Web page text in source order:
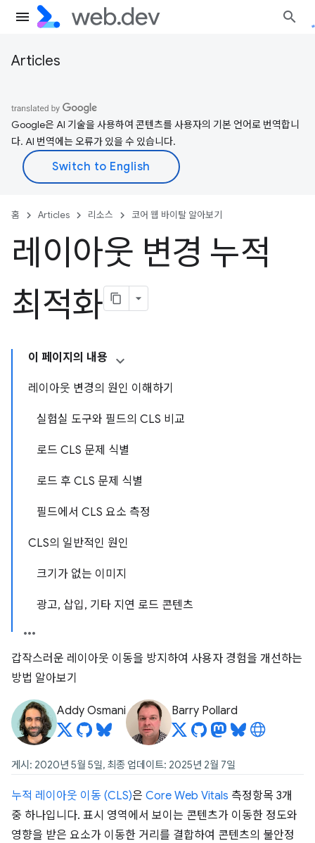
Articles
Google은 AI 기술을 사용하여 콘텐츠를 사용자의 기본 언어로 번역합니
다. AI 번역에는 오류가 있을 수 있습니다.
홈 Articles 리소스 코어 웹 바이탈 알아보기
레이아웃 변경 누적
최적화
이 페이지의 내용
레이아웃 변경의 원인 이해하기
실험실 도구와 필드의 CLS 비교
로드 CLS 문제 식별
로드 후 CLS 문제 식별
필드에서 CLS 요소 측정
CLS의 일반적인 원인
크기가 없는 이미지
광고, 삽입, 기타 지연 로드 콘텐츠
갑작스러운 레이아웃 이동을 방지하여 사용자 경험을 개선하는
방법 알아보기
Addy Osmani Barry Pollard
게시: 2020년 5월 5일, 최종 업데이트: 2025년 2월 7일
누적 레이아웃 이동 (CLS)은 Core Web Vitals 측정항목 3개
중 하나입니다. 표시 영역에서 보이는 콘텐츠가 이동한 정도와
영향을 받은 요소가 이동한 거리를 결합하여 콘텐츠의 불안정